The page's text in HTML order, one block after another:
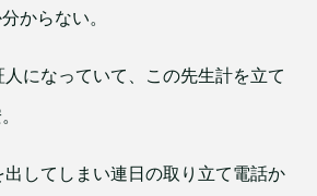
からない。
になっていて、この先生計を立て
出してしまい連日の取り立て電話か